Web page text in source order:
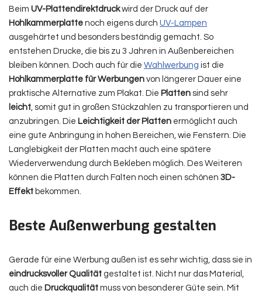
Beim UV-Plattendirektdruckwird der Druck auf der
Hohlkammerplatte noch eigens durch UV-Lampen
ausgehärtet und besonders beständig gemacht. So
entstehen Drucke, die bis zu 3 Jahren in Außenbereichen
bleiben können. Doch auch für die Wahlwerbung ist die
Hohlkammerplatte für Werbungen von längerer Dauer eine
praktische Alternative zum Plakat. Die Platten sind sehr
leicht, somit gut in großen Stückzahlen zu transportieren und
anzubringen. Die Leichtigkeit der Platten ermöglicht auch
eine gute Anbringung in hohen Bereichen, wie Fenstern. Die
Langlebigkeit der Platten macht auch eine spätere
Wiederverwendung durch Bekleben möglich. Des Weiteren
können die Platten durch Falten noch einen schönen 3D-
Effekt bekommen.
Beste Außenwerbung gestalten
Gerade für eine Werbung außen ist es sehr wichtig, dass sie in
eindrucksvoller Qualität gestaltet ist. Nicht nur das Material,
auch die Druckqualität muss von besonderer Güte sein. Mit